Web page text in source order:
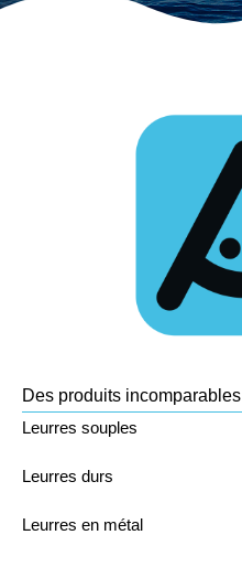
Des produits incomparables
Leurres souples
Leurres durs
Leurres en métal